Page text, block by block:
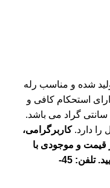
تولید شده و مناسب رله
دارای استحکام کافی و
در دمای -40 تا 70درجه سانتی گراد می باشد.
را دارد.کاربرگرامی،
و موجودی با
کارشناس فروش تماس حاصل فرمایید. تلفن: 45-